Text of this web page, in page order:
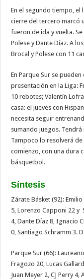
En el segundo tiempo, el
cierre del tercero marcó
fueron de ida y vuelta.
Polese y Dante Díaz. A
Brocal y Polese con 11
En Parque Sur se
presentación en la Liga:
10 rebotes; Valentín
casa: el jueves con
necesita seguir
sumando juegos.
Tampoco lo resolverá
comienzo, con una dura
básquetbol.
Síntesis
Zárate Básket (92):
5, Lorenzo Capponi 22 y
4, Dante Díaz 8, Ignacio
0, Santiago Schramm 3.
Parque Sur (66):
Fragozo 20, Lucas
Juan Meyer 2, CJ Perry